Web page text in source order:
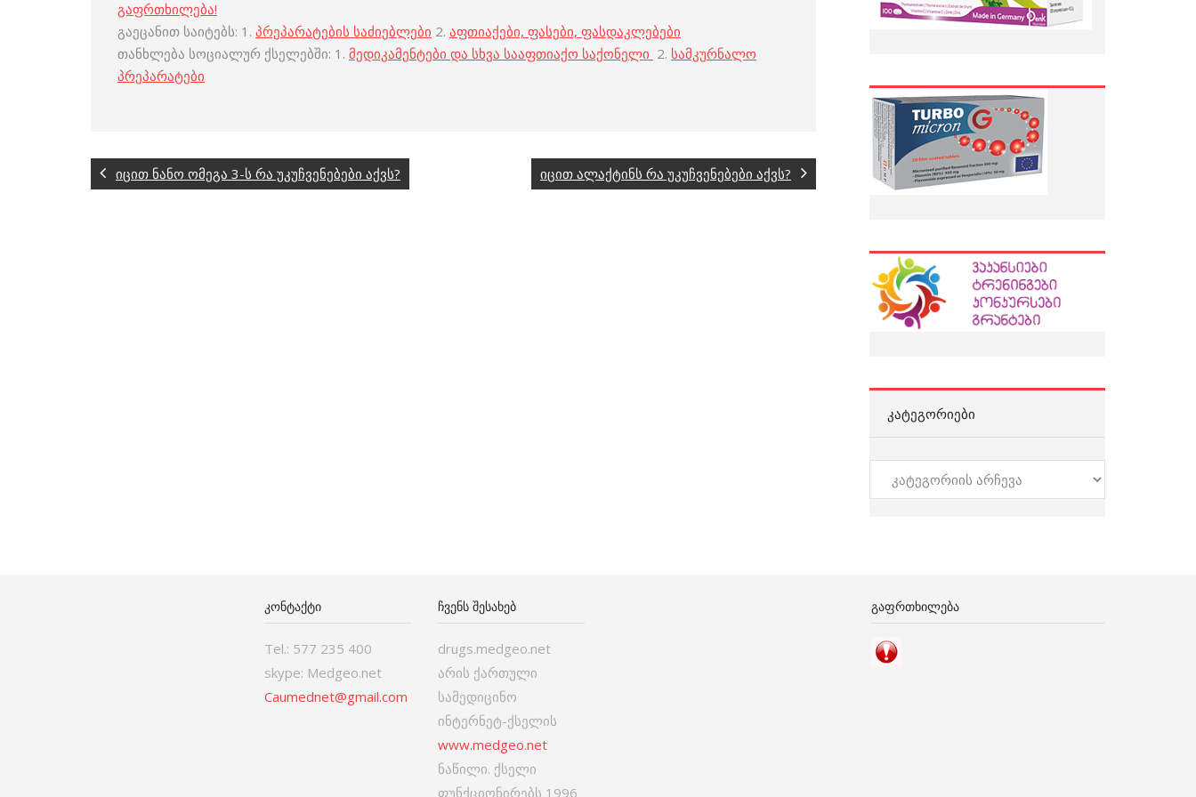
გაფრთხილება!
გაეცანით საიტებს: 1. პრეპარატების საძიებლები 2. აფთიაქები, ფასები, ფასდაკლებები
თანხლება სოციალურ ქსელებში: 1. მედიკამენტები და სხვა სააფთიაქო საქონელი 2. სამკურნალო
პრეპარატები
იცით ნანო ომეგა 3-ს რა უკუჩვენებები აქვს? იცით ალაქტინს რა უკუჩვენებები აქვს?
ᲙᲐᲢᲔᲒᲝᲠᲘᲔᲑᲘ
კატეგორიები
ᲙᲝᲜᲢᲐᲥᲢᲘ
Tel.: 577 235 400
skype: Medgeo.net
Caumednet@gmail.com
ᲩᲕᲔᲜᲡ ᲨᲔᲡᲐᲮᲔᲑ
drugs.medgeo.net
არის ქართული
სამედიცინო
ინტერნეტ-ქსელის
www.medgeo.net
ნაწილი. ქსელი
ფუნქციონირებს 1996
ᲒᲐᲤᲠᲗᲮᲘᲚᲔᲑᲐ